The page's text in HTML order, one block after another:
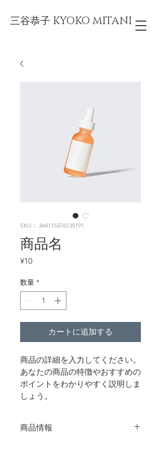
三谷恭子 KYOKO MITANI
SKU： 364115376135191
商品名
¥10価
数量 *
カートに追加する
商品の詳細を入力してください。
あなたの商品の特徴やおすすめの
ポイントをわかりやすく説明しま
しょう。
商品情報